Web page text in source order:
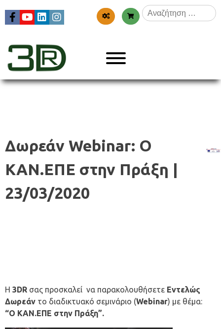
Αναζήτηση
για:
3dr
Δωρεάν Webinar: Ο
ΚΑΝ.ΕΠΕ στην Πράξη |
23/03/2020
Η 3DR σας προσκαλεί να παρακολουθήσετε Εντελώς
Δωρεάν το διαδικτυακό σεμινάριο (Webinar) με θέμα:
“O ΚΑΝ.ΕΠΕ στην Πράξη”.